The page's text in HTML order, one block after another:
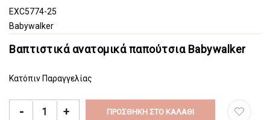
EXC5774-25
Babywalker
Βαπτιστικά ανατομικά παπούτσια Babywalker
Κατόπιν Παραγγελίας
- + ΠΡΟΣΘΉΚΗ ΣΤΟ ΚΑΛΆΘΙ